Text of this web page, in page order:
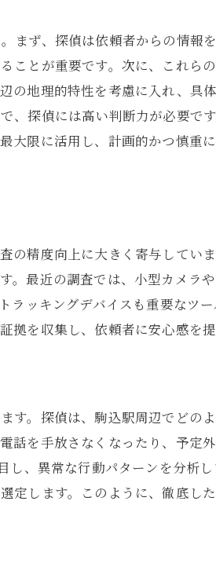
ず、探偵は依頼者からの情報
ことが重要です。次に、これら
地理的特性を考慮に入れ、具
探偵には高い判断力が必要で
限に活用し、計画的かつ慎重
精度向上に大きく寄与してい
。最近の調査では、小型カメラ
ッキングデバイスも重要なツ
を収集し、依頼者に安心感を
。探偵は、駒込駅周辺でどの
話を手放さなくなったり、予定
、異常な行動パターンを分析
します。このように、徹底し